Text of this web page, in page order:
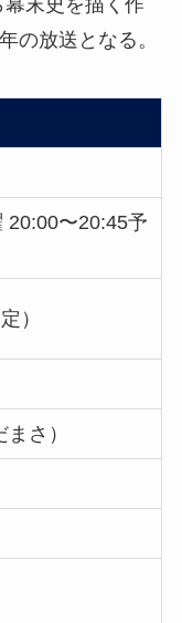
末史を描く作
の放送となる。
20:00〜20:45予
）
さ）